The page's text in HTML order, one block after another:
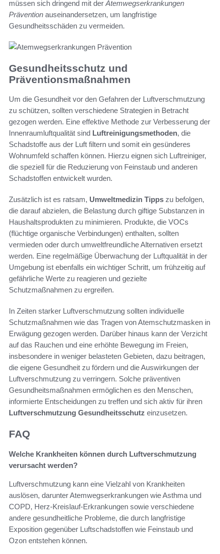
müssen sich dringend mit der Atemwegserkrankungen
Prävention auseinandersetzen, um langfristige
Gesundheitsschäden zu vermeiden.
Gesundheitsschutz und
Präventionsmaßnahmen
Um die Gesundheit vor den Gefahren der Luftverschmutzung
zu schützen, sollten verschiedene Strategien in Betracht
gezogen werden. Eine effektive Methode zur Verbesserung der
Innenraumluftqualität sind Luftreinigungsmethoden, die
Schadstoffe aus der Luft filtern und somit ein gesünderes
Wohnumfeld schaffen können. Hierzu eignen sich Luftreiniger,
die speziell für die Reduzierung von Feinstaub und anderen
Schadstoffen entwickelt wurden.
Zusätzlich ist es ratsam, Umweltmedizin Tipps zu befolgen,
die darauf abzielen, die Belastung durch giftige Substanzen in
Haushaltsprodukten zu minimieren. Produkte, die VOCs
(flüchtige organische Verbindungen) enthalten, sollten
vermieden oder durch umweltfreundliche Alternativen ersetzt
werden. Eine regelmäßige Überwachung der Luftqualität in der
Umgebung ist ebenfalls ein wichtiger Schritt, um frühzeitig auf
gefährliche Werte zu reagieren und gezielte
Schutzmaßnahmen zu ergreifen.
In Zeiten starker Luftverschmutzung sollten individuelle
Schutzmaßnahmen wie das Tragen von Atemschutzmasken in
Erwägung gezogen werden. Darüber hinaus kann der Verzicht
auf das Rauchen und eine erhöhte Bewegung im Freien,
insbesondere in weniger belasteten Gebieten, dazu beitragen,
die eigene Gesundheit zu fördern und die Auswirkungen der
Luftverschmutzung zu verringern. Solche präventiven
Gesundheitsmaßnahmen ermöglichen es den Menschen,
informierte Entscheidungen zu treffen und sich aktiv für ihren
Luftverschmutzung Gesundheitsschutz einzusetzen.
FAQ
Welche Krankheiten können durch Luftverschmutzung
verursacht werden?
Luftverschmutzung kann eine Vielzahl von Krankheiten
auslösen, darunter Atemwegserkrankungen wie Asthma und
COPD, Herz-Kreislauf-Erkrankungen sowie verschiedene
andere gesundheitliche Probleme, die durch langfristige
Exposition gegenüber Luftschadstoffen wie Feinstaub und
Ozon entstehen können.